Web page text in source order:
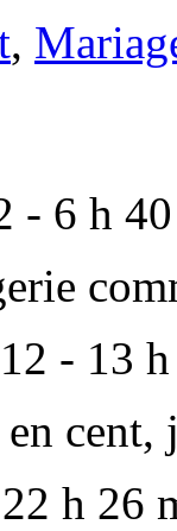
,
- 6 h
- 13
cent,
h 26